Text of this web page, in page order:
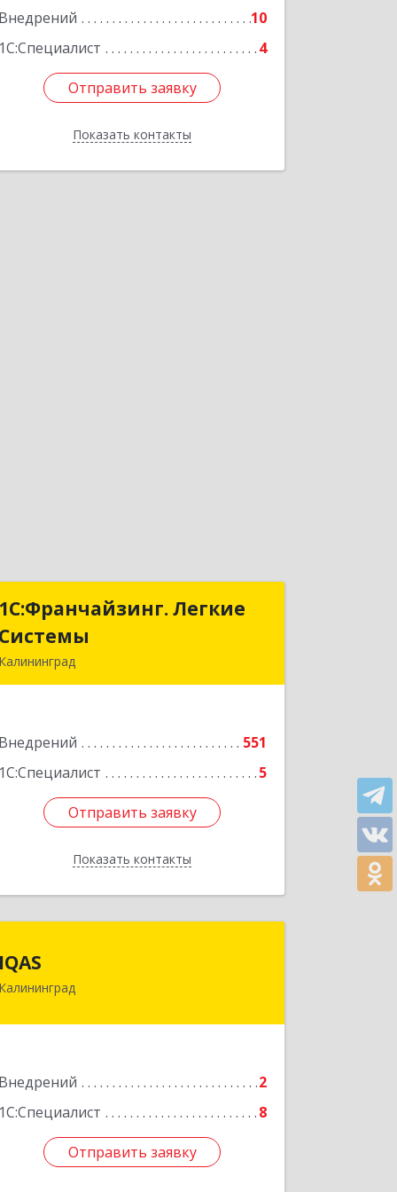
Внедрений
10
1С:Специалист
4
Отправить заявку
Показать контакты
Подробнее
Отправить заявку
Назад
1С:Франчайзинг. Легкие
Системы
Калининград
Внедрений
551
1С:Специалист
5
Отправить заявку
Показать контакты
1С:Франчайзинг. Легкие
Подробнее
Отправить заявку
Назад
IQAS
Калининград
Внедрений
2
1С:Специалист
8
Отправить заявку
236006, Калининградская обл,
Подробнее
Отправить заявку